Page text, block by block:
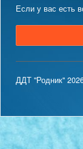
Если у вас есть
ДДТ "Родник"